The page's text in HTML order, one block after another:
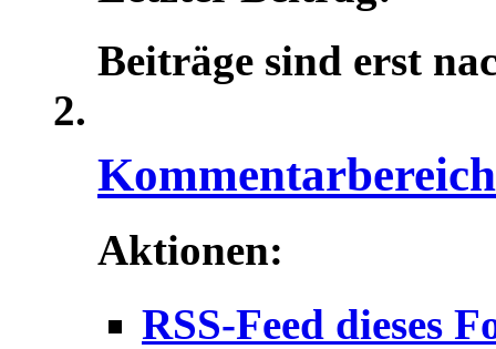
Beiträge sind erst
Aktionen:
RSS-Feed dieses